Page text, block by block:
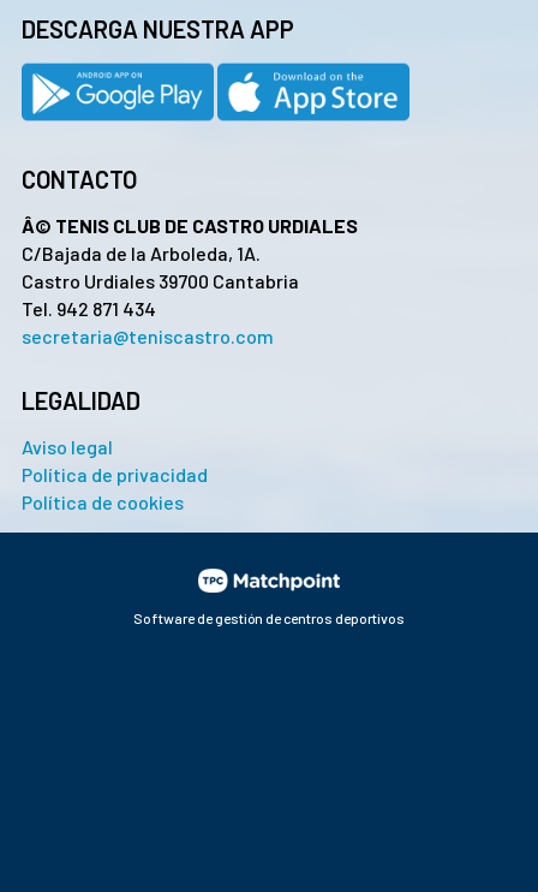
DESCARGA NUESTRA APP
CONTACTO
Â© TENIS CLUB DE CASTRO URDIALES
C/Bajada de la Arboleda, 1A.
Castro Urdiales 39700 Cantabria
Tel. 942 871 434
secretaria@teniscastro.com
LEGALIDAD
Aviso legal
Política de privacidad
Política de cookies
Software de gestión de centros deportivos